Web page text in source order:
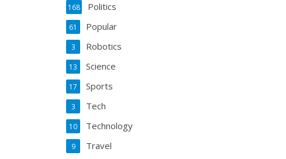
Politics
168
Popular
61
Robotics
3
Science
13
Sports
17
Tech
3
Technology
10
Travel
9